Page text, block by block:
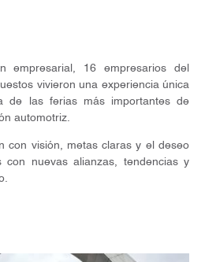
empresarial, 16 empresarios del
vivieron una experiencia única
de las ferias más importantes de
automotriz.
con visión, metas claras y el deseo
con nuevas alianzas, tendencias y